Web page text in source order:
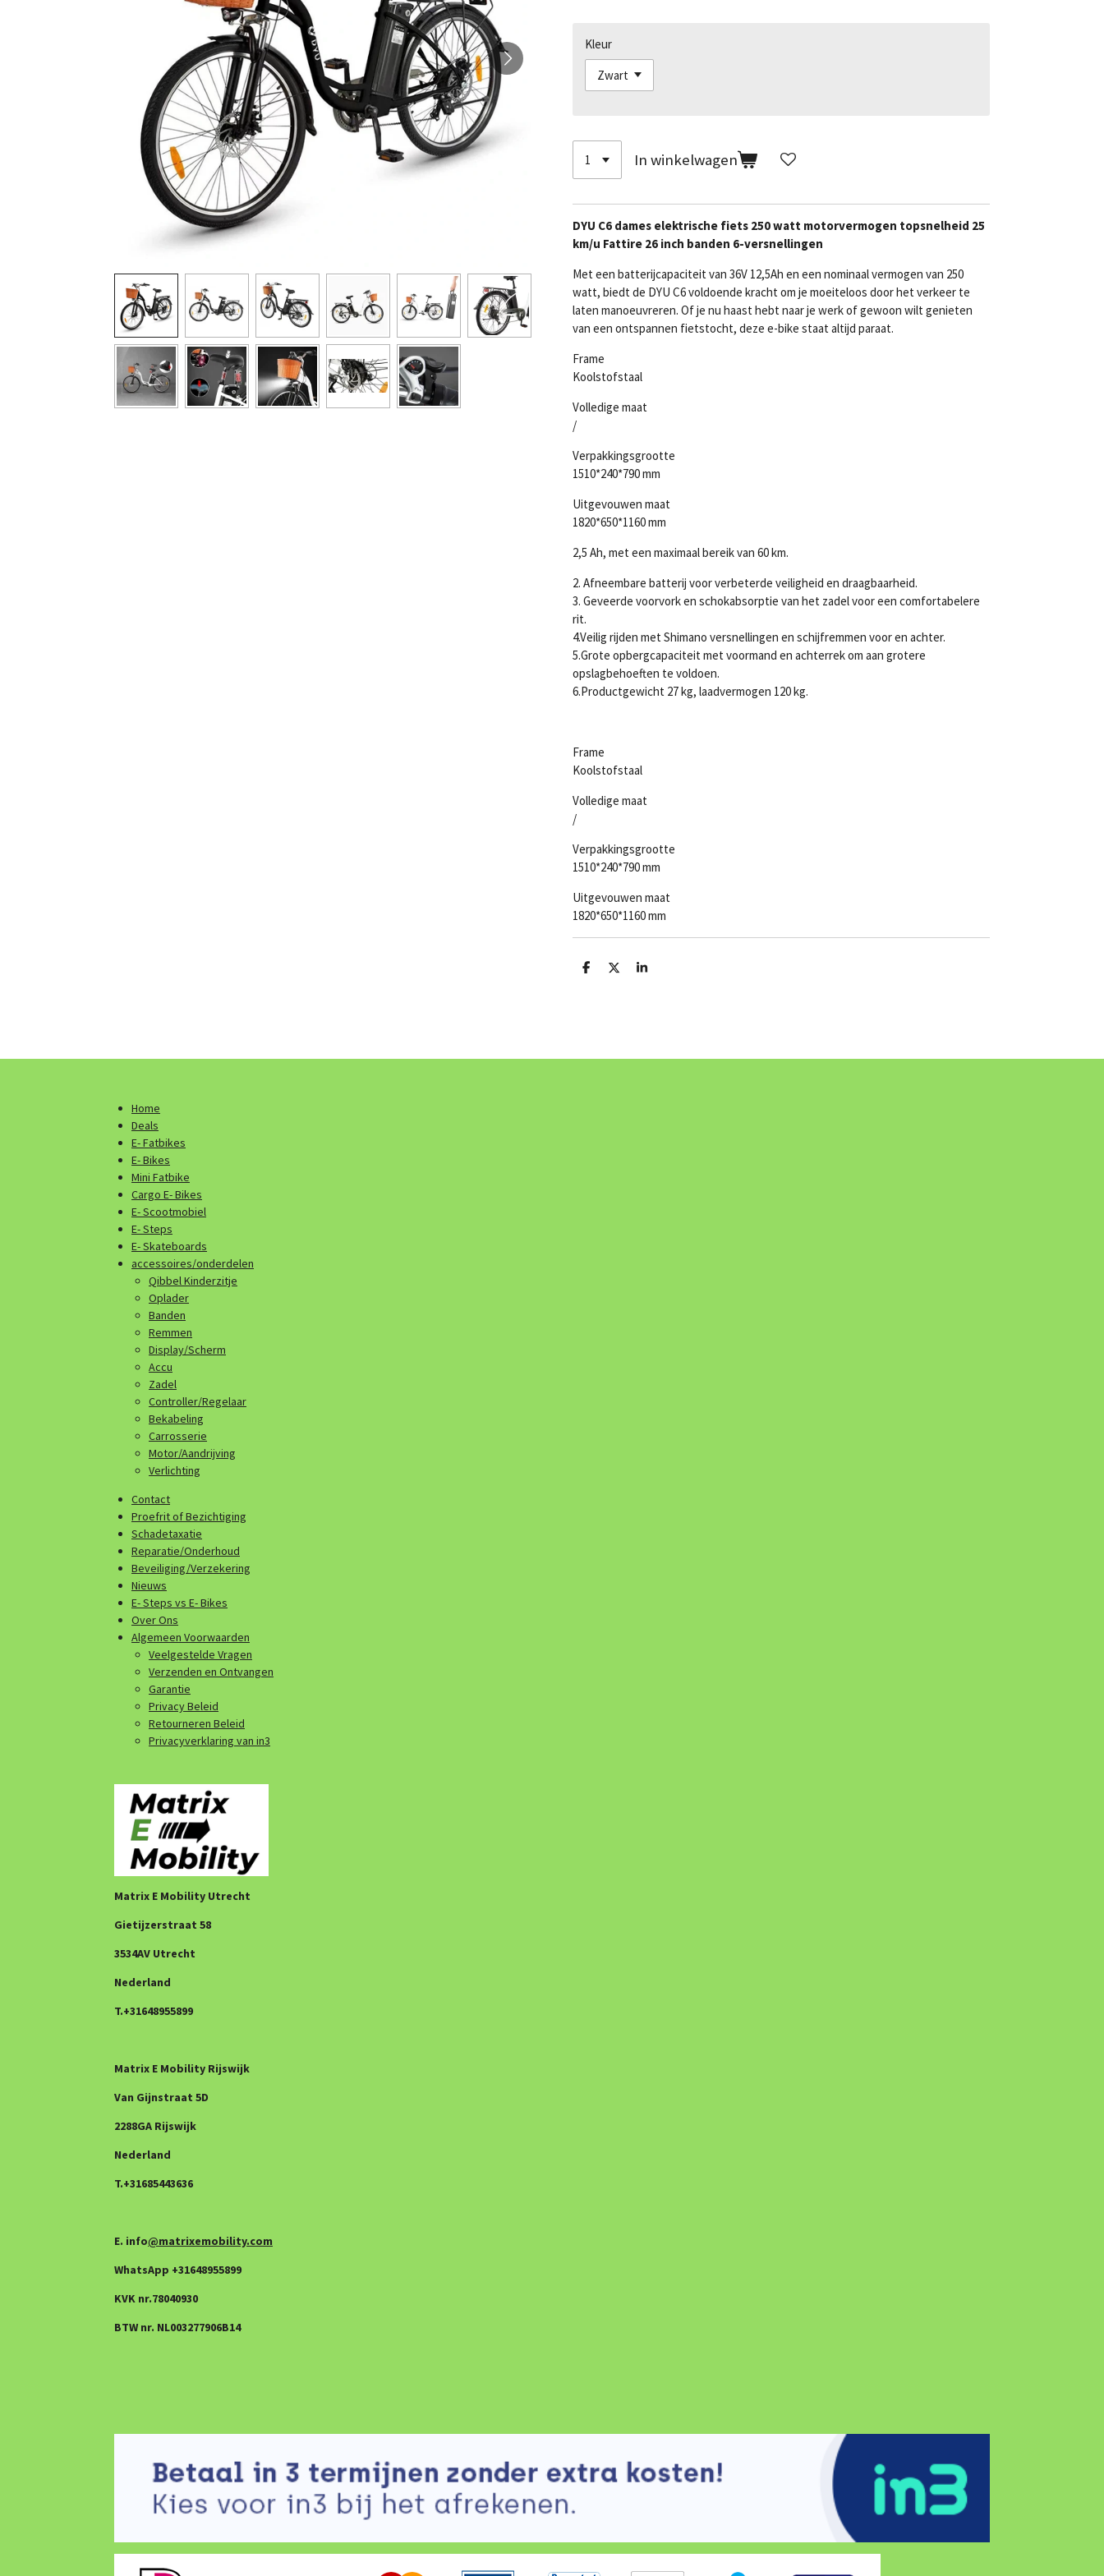
Kleur
In winkelwagen
DYU C6 dames elektrische fiets 250 watt motorvermogen topsnelheid 25
km/u Fattire 26 inch banden 6-versnellingen
Met een batterijcapaciteit van 36V 12,5Ah en een nominaal vermogen van 250
watt, biedt de DYU C6 voldoende kracht om je moeiteloos door het verkeer te
laten manoeuvreren. Of je nu haast hebt naar je werk of gewoon wilt genieten
van een ontspannen fietstocht, deze e-bike staat altijd paraat.
Frame
Koolstofstaal
Volledige maat
/
Verpakkingsgrootte
1510*240*790 mm
Uitgevouwen maat
1820*650*1160 mm
2,5 Ah, met een maximaal bereik van 60 km.
2. Afneembare batterij voor verbeterde veiligheid en draagbaarheid.
3. Geveerde voorvork en schokabsorptie van het zadel voor een comfortabelere
rit.
4.Veilig rijden met Shimano versnellingen en schijfremmen voor en achter.
5.Grote opbergcapaciteit met voormand en achterrek om aan grotere
opslagbehoeften te voldoen.
6.Productgewicht 27 kg, laadvermogen 120 kg.
Frame
Koolstofstaal
Volledige maat
/
Verpakkingsgrootte
1510*240*790 mm
Uitgevouwen maat
1820*650*1160 mm
D
D
S
Home
Deals
E- Fatbikes
E- Bikes
Mini Fatbike
Cargo E- Bikes
E- Scootmobiel
E- Steps
E- Skateboards
accessoires/onderdelen
Qibbel Kinderzitje
Oplader
Banden
Remmen
Display/Scherm
Accu
Zadel
Controller/Regelaar
Bekabeling
Carrosserie
Motor/Aandrijving
Verlichting
Contact
Proefrit of Bezichtiging
Schadetaxatie
Reparatie/Onderhoud
Beveiliging/Verzekering
Nieuws
E- Steps vs E- Bikes
Over Ons
Algemeen Voorwaarden
Veelgestelde Vragen
Verzenden en Ontvangen
Garantie
Privacy Beleid
Retourneren Beleid
Privacyverklaring van in3
Matrix E Mobility Utrecht
Gietijzerstraat 58
3534AV Utrecht
Nederland
T.+31648955899
Matrix E Mobility Rijswijk
Van Gijnstraat 5D
2288GA Rijswijk
Nederland
T.+31685443636
E. info@matrixemobility.com
WhatsApp +31648955899
KVK nr.78040930
BTW nr. NL003277906B14